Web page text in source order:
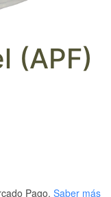
(APF)
Pago. Saber más